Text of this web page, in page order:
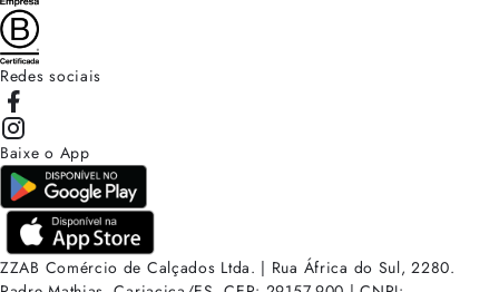
Redes sociais
Baixe o App
ZZAB Comércio de Calçados Ltda. | Rua África do Sul, 2280.